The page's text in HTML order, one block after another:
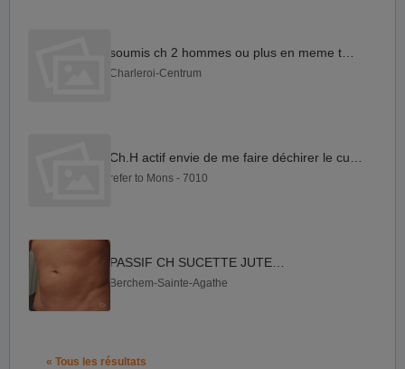
Charleroi-Centrum
refer to Mons - 7010
Berchem-Sainte-Agathe
« Tous les résultats